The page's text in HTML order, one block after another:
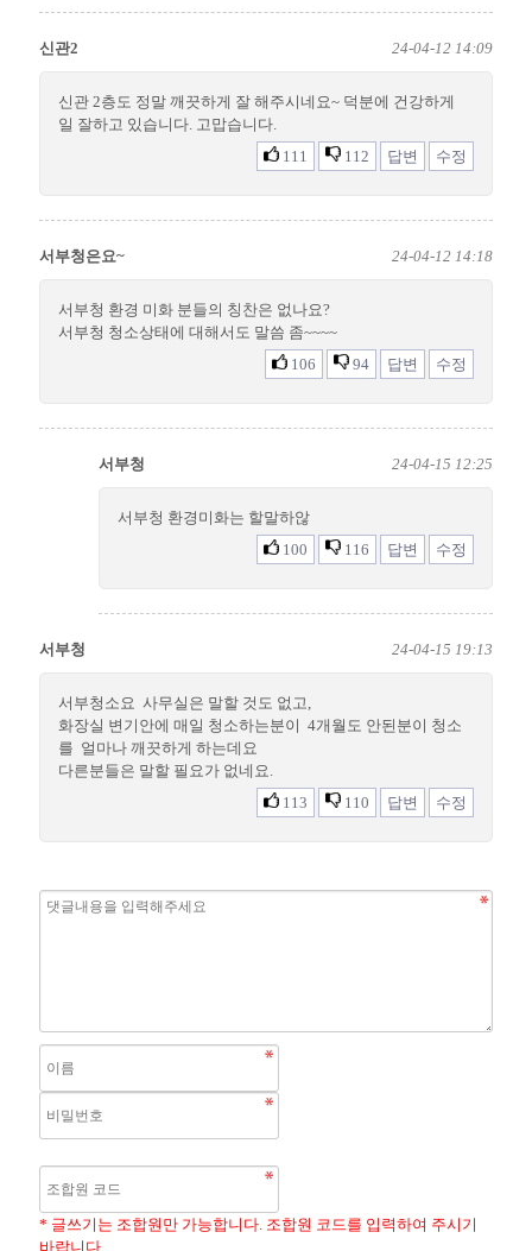
신관2 24-04-12 14:09
신관 2층도 정말 깨끗하게 잘 해주시네요~ 덕분에 건강하게
일 잘하고 있습니다. 고맙습니다.
111
112 답변 수정
서부청은요~ 24-04-12 14:18
서부청 환경 미화 분들의 칭찬은 없나요?
서부청 청소상태에 대해서도 말씀 좀~~~~
106
94 답변 수정
서부청 24-04-15 12:25
서부청 환경미화는 할말하않
100
116 답변 수정
서부청 24-04-15 19:13
서부청소요 사무실은 말할 것도 없고,
화장실 변기안에 매일 청소하는분이 4개월도 안된분이 청소
를 얼마나 깨끗하게 하는데요
다른분들은 말할 필요가 없네요.
113
110 답변 수정
* 글쓰기는 조합원만 가능합니다. 조합원 코드를 입력하여 주시기
바랍니다.